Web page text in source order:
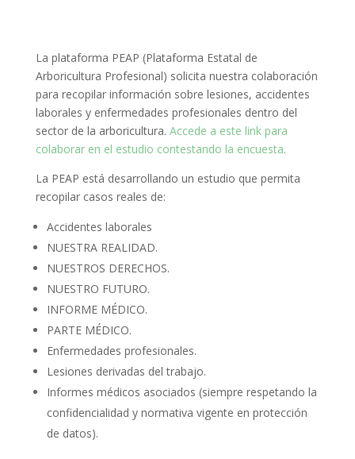
La plataforma PEAP (Plataforma Estatal de
Arboricultura Profesional) solicita nuestra colaboración
para recopilar información sobre lesiones, accidentes
laborales y enfermedades profesionales dentro del
sector de la arboricultura. Accede a este link para
colaborar en el estudio contestando la encuesta.
La PEAP está desarrollando un estudio que permita
recopilar casos reales de:
Accidentes laborales
NUESTRA REALIDAD.
NUESTROS DERECHOS.
NUESTRO FUTURO.
INFORME MÉDICO.
PARTE MÉDICO.
Enfermedades profesionales.
Lesiones derivadas del trabajo.
Informes médicos asociados (siempre respetando la
confidencialidad y normativa vigente en protección
de datos).